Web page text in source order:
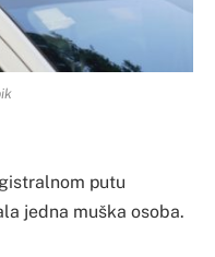
putu
jedna muška osoba.